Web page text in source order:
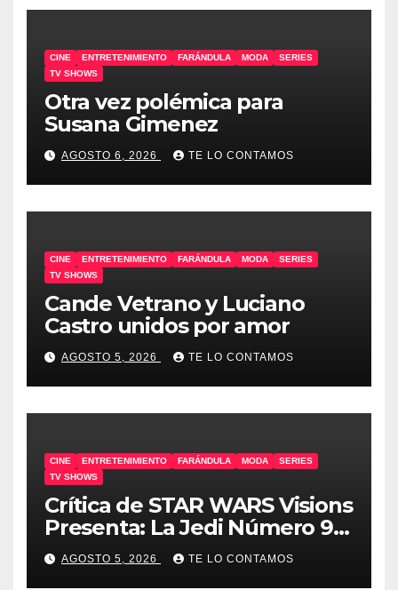
CINE ENTRETENIMIENTO FARÁNDULA MODA
SERIES
TV SHOWS
Otra vez polémica para
Susana Gimenez
AGOSTO 6, 2026 TE LO CONTAMOS
CINE ENTRETENIMIENTO FARÁNDULA MODA
SERIES
TV SHOWS
Cande Vetrano y Luciano
Castro unidos por amor
AGOSTO 5, 2026 TE LO CONTAMOS
CINE ENTRETENIMIENTO FARÁNDULA MODA
SERIES
TV SHOWS
Crítica de STAR WARS Visions
Presenta: La Jedi Número 9 |
SIN SPOILERS
AGOSTO 5, 2026 TE LO CONTAMOS